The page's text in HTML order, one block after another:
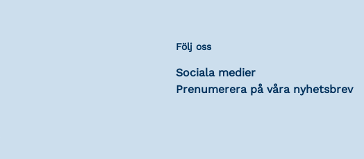
Följ oss
Sociala medier
Prenumerera på våra nyhetsbrev